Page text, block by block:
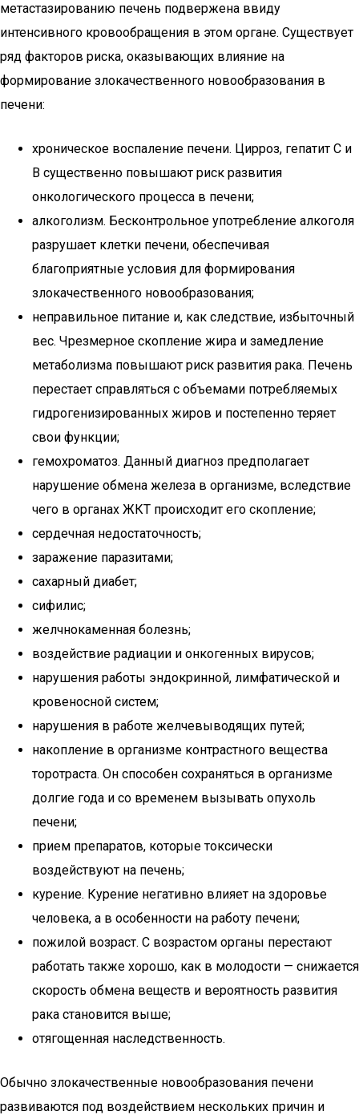
метастазированию печень подвержена ввиду
интенсивного кровообращения в этом органе. Существует
ряд факторов риска, оказывающих влияние на
формирование злокачественного новообразования в
печени:
хроническое воспаление печени. Цирроз, гепатит С и
В существенно повышают риск развития
онкологического процесса в печени;
алкоголизм. Бесконтрольное употребление алкоголя
разрушает клетки печени, обеспечивая
благоприятные условия для формирования
злокачественного новообразования;
неправильное питание и, как следствие, избыточный
вес. Чрезмерное скопление жира и замедление
метаболизма повышают риск развития рака. Печень
перестает справляться с объемами потребляемых
гидрогенизированных жиров и постепенно теряет
свои функции;
гемохроматоз. Данный диагноз предполагает
нарушение обмена железа в организме, вследствие
чего в органах ЖКТ происходит его скопление;
сердечная недостаточность;
заражение паразитами;
сахарный диабет;
сифилис;
желчнокаменная болезнь;
воздействие радиации и онкогенных вирусов;
нарушения работы эндокринной, лимфатической и
кровеносной систем;
нарушения в работе желчевыводящих путей;
накопление в организме контрастного вещества
торотраста. Он способен сохраняться в организме
долгие года и со временем вызывать опухоль
печени;
прием препаратов, которые токсически
воздействуют на печень;
курение. Курение негативно влияет на здоровье
человека, а в особенности на работу печени;
пожилой возраст. С возрастом органы перестают
работать также хорошо, как в молодости — снижается
скорость обмена веществ и вероятность развития
рака становится выше;
отягощенная наследственность.
Обычно злокачественные новообразования печени
развиваются под воздействием нескольких причин и